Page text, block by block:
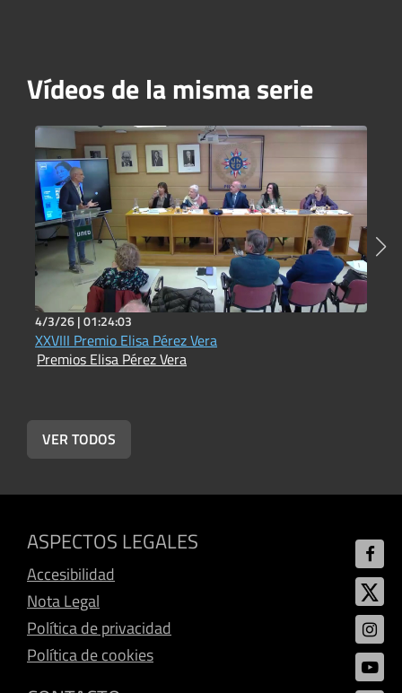
Vídeos de la misma serie
4/3/26 |01:24:03
XXVIII Premio Elisa Pérez Vera
Premios Elisa Pérez Vera
VER TODOS
ASPECTOS LEGALES
Accesibilidad
Nota Legal
Política de privacidad
Política de cookies